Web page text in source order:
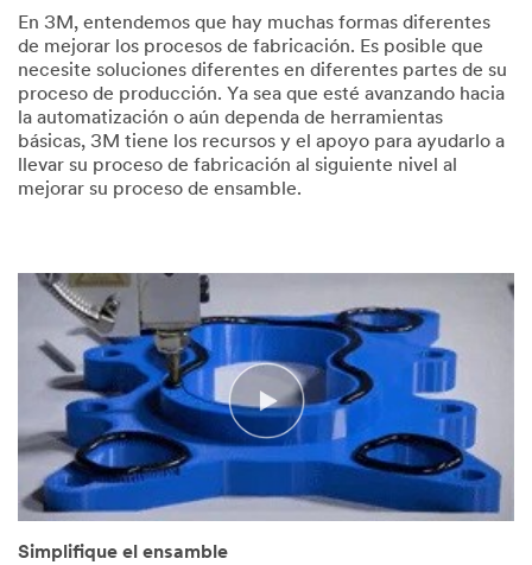
En 3M, entendemos que hay muchas formas diferentes
de mejorar los procesos de fabricación. Es posible que
necesite soluciones diferentes en diferentes partes de su
proceso de producción. Ya sea que esté avanzando hacia
la automatización o aún dependa de herramientas
básicas, 3M tiene los recursos y el apoyo para ayudarlo a
llevar su proceso de fabricación al siguiente nivel al
mejorar su proceso de ensamble.
Video Transcript
Unsupported
[.mp4]
Simplifique el ensamble